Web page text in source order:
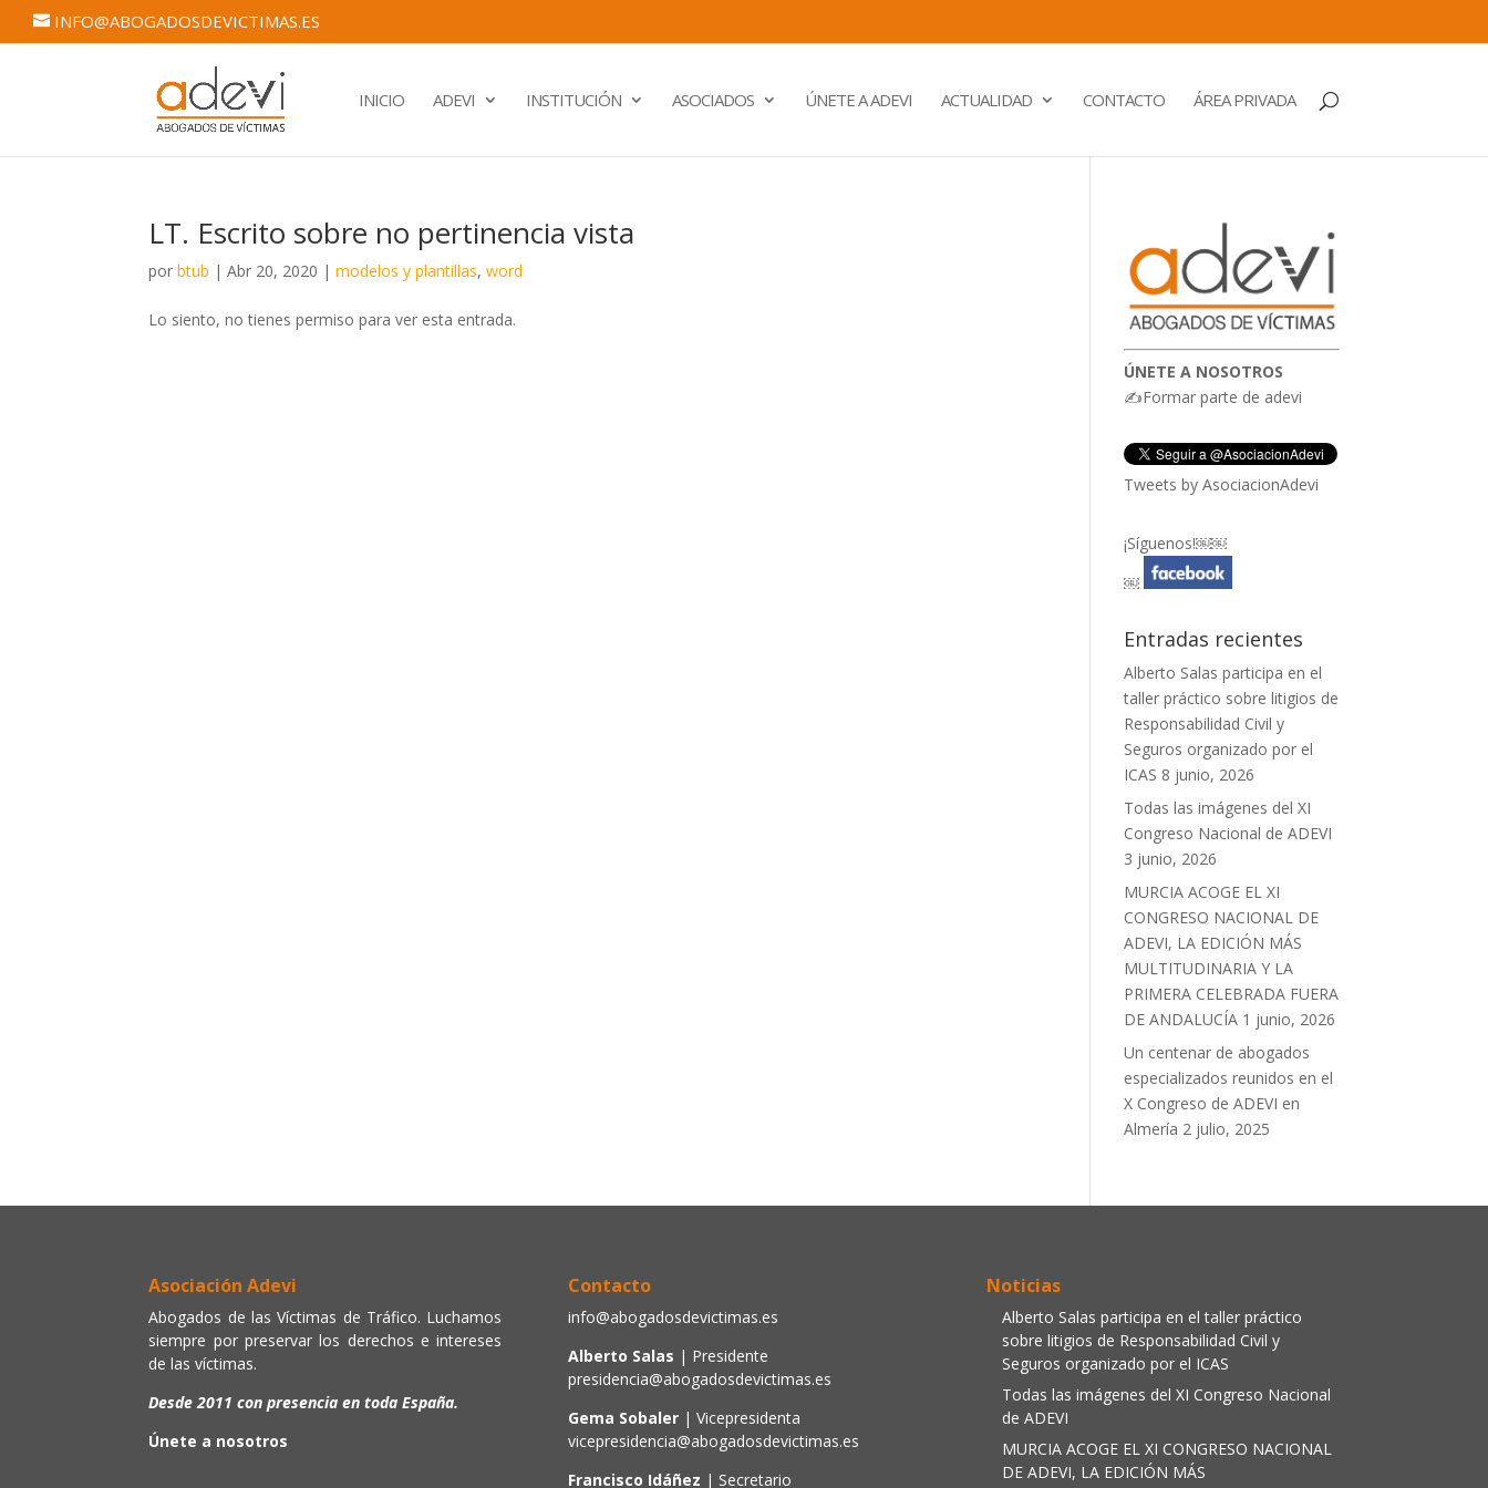
INFO@ABOGADOSDEVICTIMAS.ES
INICIO ADEVI INSTITUCIÓN ASOCIADOS ÚNETE A ADEVI ACTUALIDAD CONTACTO ÁREA PRIVADA
LT. Escrito sobre no pertinencia vista
porbtub |Abr 20, 2020 |modelos y plantillas,word
Lo siento, no tienes permiso para ver esta entrada.
ÚNETE A NOSOTROS
✍Formar parte de adevi
Tweets by AsociacionAdevi
¡Síguenos!￼￼
￼
Entradas recientes
Alberto Salas participa en el
taller práctico sobre litigios de
Responsabilidad Civil y
Seguros organizado por el
ICAS 8 junio, 2026
Todas las imágenes del XI
Congreso Nacional de ADEVI
3 junio, 2026
MURCIA ACOGE EL XI
CONGRESO NACIONAL DE
ADEVI, LA EDICIÓN MÁS
MULTITUDINARIA Y LA
PRIMERA CELEBRADA FUERA
DE ANDALUCÍA 1 junio, 2026
Un centenar de abogados
especializados reunidos en el
X Congreso de ADEVI en
Almería 2 julio, 2025
Asociación Adevi
Abogados de las Víctimas de Tráfico. Luchamos
siempre por preservar los derechos e intereses
de las víctimas.
Desde 2011 con presencia en toda España.
Únete a nosotros
Contacto
info@abogadosdevictimas.es
Alberto Salas | Presidente
presidencia@abogadosdevictimas.es
Gema Sobaler | Vicepresidenta
vicepresidencia@abogadosdevictimas.es
Francisco Idáñez | Secretario
Noticias
Alberto Salas participa en el taller práctico
sobre litigios de Responsabilidad Civil y
Seguros organizado por el ICAS
Todas las imágenes del XI Congreso Nacional
de ADEVI
MURCIA ACOGE EL XI CONGRESO NACIONAL
DE ADEVI, LA EDICIÓN MÁS